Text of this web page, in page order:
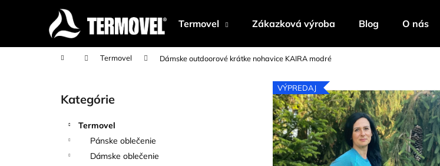
Termovel Zákazková výroba Blog O nás
Domov Termovel Dámske outdoorové krátke nohavice KAIRA modré
Preskočiť
kategórie
Kategórie
Termovel
Pánske oblečenie
Dámske oblečenie
VÝPREDAJ
í
Späť
do
Späť
do
Čo potrebujete nájsť?
HĽADAŤ
Odporúčame